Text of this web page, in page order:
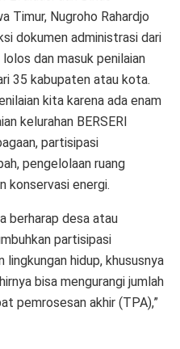
Timur, Nugroho Rahardjo
dokumen administrasi dari
dan masuk penilaian
35 kabupaten atau kota.
kita karena ada enam
kelurahan BERSERI
partisipasi
pengelolaan ruang
konservasi energi.
berharap desa atau
partisipasi
hidup, khususnya
bisa mengurangi jumlah
pemrosesan akhir (TPA),”